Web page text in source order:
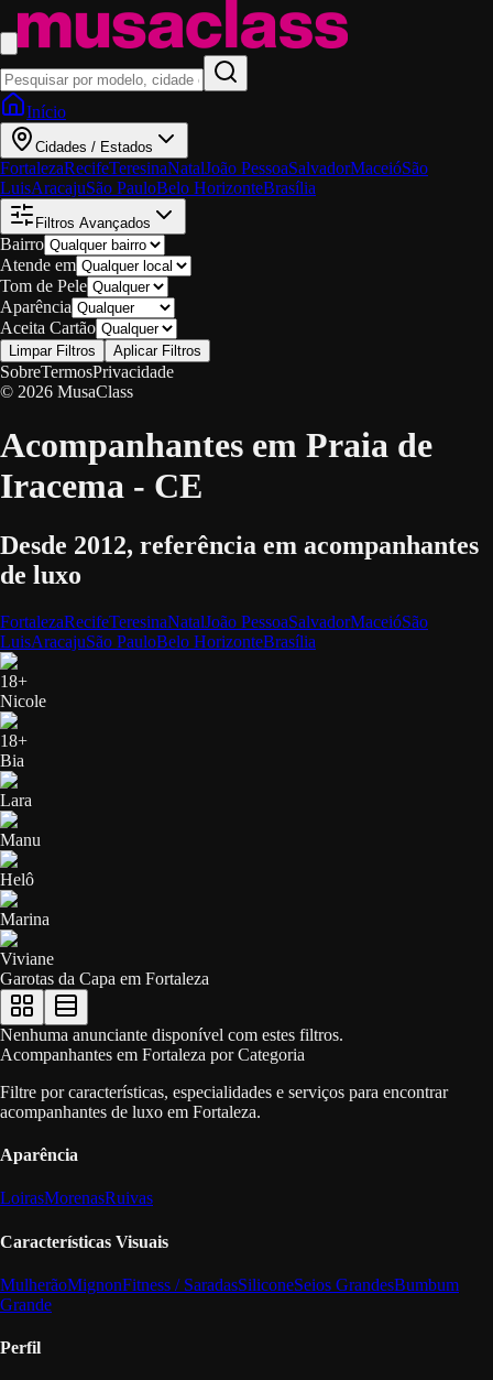
Início
Cidades / Estados
FortalezaRecifeTeresinaNatalJoão PessoaSalvadorMaceióSão
LuisAracajuSão PauloBelo HorizonteBrasília
Filtros Avançados
Bairro
Atende em
Tom de Pele
Aparência
Aceita Cartão
Limpar Filtros Aplicar Filtros
SobreTermosPrivacidade
© 2026 MusaClass
Acompanhantes em Praia de
Iracema - CE
Desde 2012, referência em acompanhantes
de luxo
FortalezaRecifeTeresinaNatalJoão PessoaSalvadorMaceióSão
LuisAracajuSão PauloBelo HorizonteBrasília
18+
Nicole
18+
Bia
Lara
Manu
Helô
Marina
Viviane
Garotas da Capa em Fortaleza
Nenhuma anunciante disponível com estes filtros.
Acompanhantes em Fortaleza por Categoria
Filtre por características, especialidades e serviços para encontrar
acompanhantes de luxo em Fortaleza.
Aparência
LoirasMorenasRuivas
Características Visuais
MulherãoMignonFitness / SaradasSiliconeSeios GrandesBumbum
Grande
Perfil